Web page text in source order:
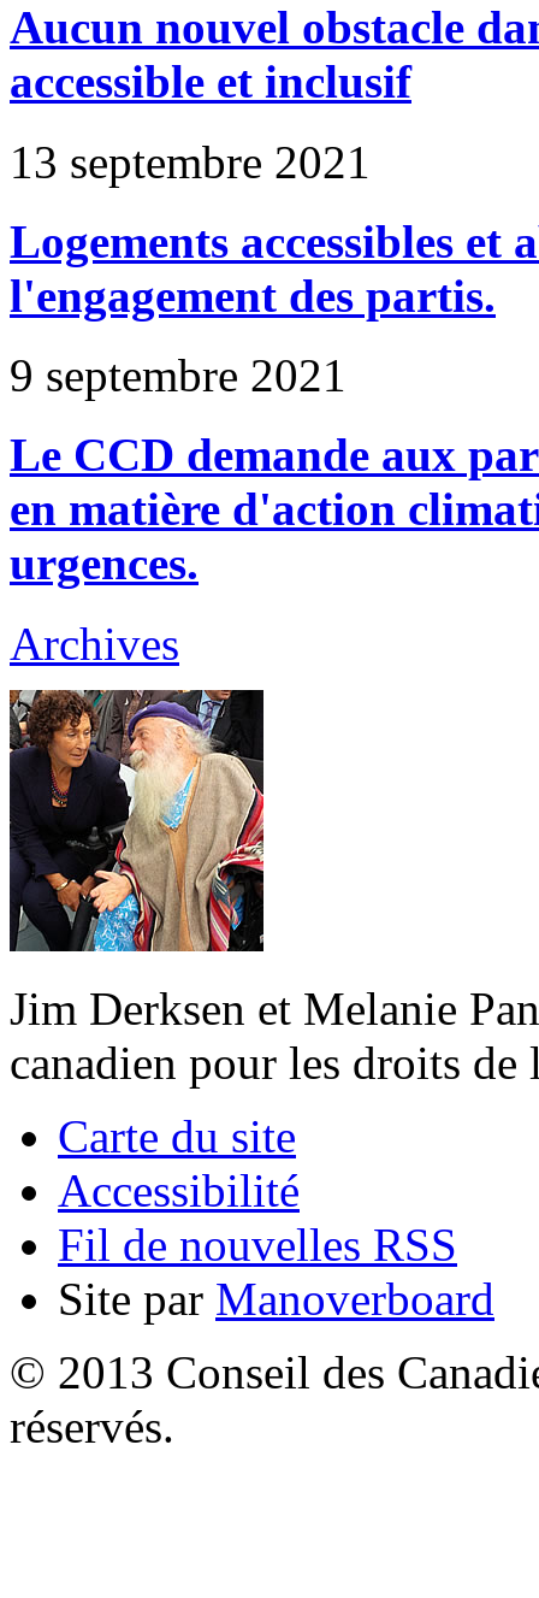
Aucun nouvel obstacle
accessible et inclusif
13 septembre 2021
Logements accessibles et
l'engagement des partis.
9 septembre 2021
Le CCD demande aux
en matière d'action
urgences.
Archives
Jim Derksen et Melanie
canadien pour les droits de
Carte du site
Accessibilité
Fil de nouvelles RSS
Site par Manoverboard
© 2013 Conseil des
réservés.